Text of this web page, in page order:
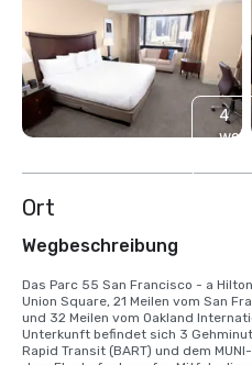
4
Ort
Wegbeschreibung
Das Parc 55 San Francisco - a
Union Square, 21 Meilen vom San
und 32 Meilen vom Oakland
Unterkunft befindet sich 3
Rapid Transit (BART) und dem